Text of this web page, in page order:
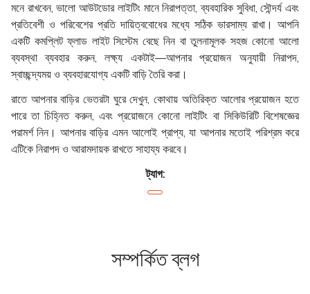
মনে রাখবেন, ভালো আউটডোর লাইটিং মানে নিরাপত্তা, ব্যবহারিক সুবিধা, সৌন্দর্য এবং
প্রতিবেশী ও পরিবেশের প্রতি দায়িত্ববোধের মধ্যে সঠিক ভারসাম্য রাখা। আপনি
একটি কমপ্লিট ফ্লাড লাইট সিস্টেম বেছে নিন বা তুলনামূলক সহজ কোনো আলো
ব্যবস্থা ব্যবহার করুন, লক্ষ্য একটাই—আপনার প্রয়োজন অনুযায়ী নিরাপদ,
স্বাচ্ছন্দ্যময় ও ব্যবহারযোগ্য একটি বাড়ি তৈরি করা।
রাতে আপনার বাড়ির ভেতরটা ঘুরে দেখুন, কোথায় অতিরিক্ত আলোর প্রয়োজন হতে
পারে তা চিহ্নিত করুন, এবং প্রয়োজনে কোনো লাইটিং বা সিকিউরিটি বিশেষজ্ঞের
পরামর্শ নিন। আপনার বাড়ির এমন আলোই প্রাপ্য, যা আপনার মতোই পরিশ্রম করে
এটিকে নিরাপদ ও আরামদায়ক রাখতে সাহায্য করবে।
ট্যাগ:
সম্পর্কিত ব্লগ